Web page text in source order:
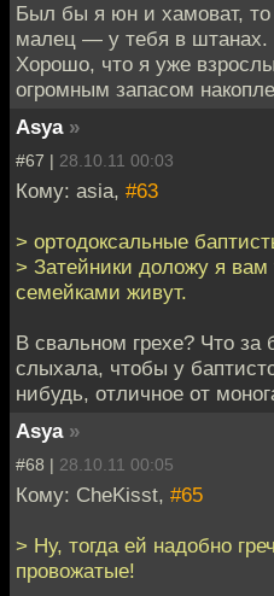
Был бы я юн и хамоват, то
малец — у тебя в штанах.
Хорошо, что я уже
огромным запасом
Asya »
#67 | 28.10.11 00:03
Кому: asia, #63
> ортодоксальные
> Затейники доложу я
семейками живут.
В свальном грехе? Что за
слыхала, чтобы у
нибудь, отличное от
Asya »
#68 | 28.10.11 00:05
Кому: CheKisst, #65
> Ну, тогда ей надобно
провожатые!